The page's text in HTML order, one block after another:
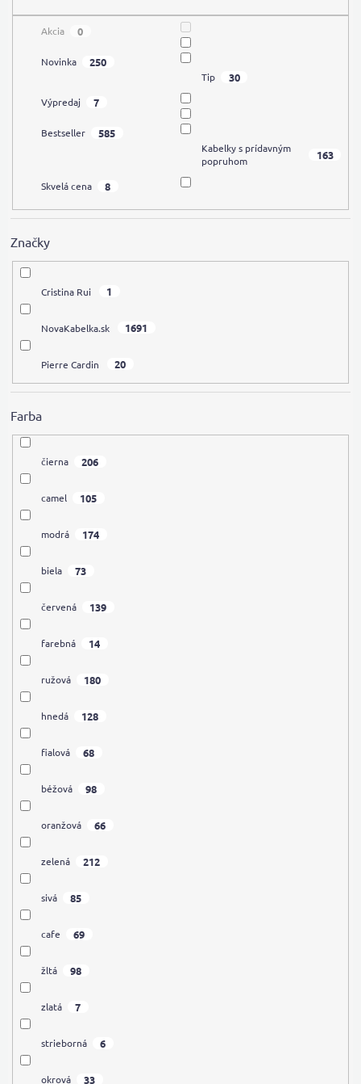
k
Akcia 0
Novinka 250
Tip 30
Výpredaj 7
Bestseller 585
Kabelky s prídavným
popruhom
163
Skvelá cena 8
Značky
Cristina Rui 1
NovaKabelka.sk 1691
Pierre Cardin 20
Farba
čierna 206
camel 105
modrá 174
biela 73
červená 139
farebná 14
ružová 180
hnedá 128
fialová 68
béžová 98
oranžová 66
zelená 212
sivá 85
cafe 69
žltá 98
zlatá 7
strieborná 6
okrová 33